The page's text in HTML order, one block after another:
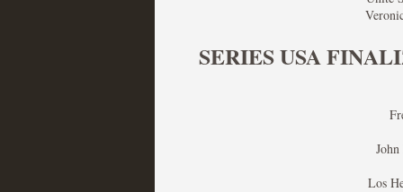
Las temporadas de
SERIES USA
Los